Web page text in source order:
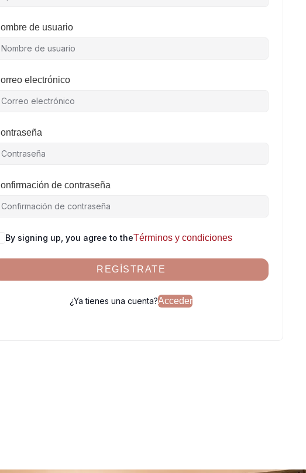
de usuario
electrónico
de contraseña
By signing up, you agree to theTérminos y condiciones
REGÍSTRATE
¿Ya tienes una cuenta?Acceder